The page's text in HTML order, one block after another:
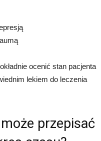
ocenić stan pacjenta
lekiem do leczenia
przepisać